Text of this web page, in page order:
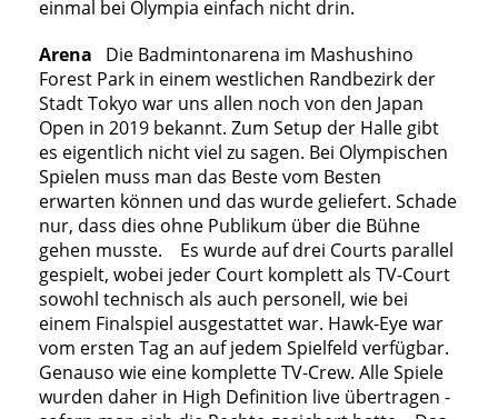
einmal bei Olympia einfach nicht drin.
Arena Die Badmintonarena im Mashushino
Forest Park in einem westlichen Randbezirk der
Stadt Tokyo war uns allen noch von den Japan
Open in 2019 bekannt. Zum Setup der Halle gibt
es eigentlich nicht viel zu sagen. Bei Olympischen
Spielen muss man das Beste vom Besten
erwarten können und das wurde geliefert. Schade
nur, dass dies ohne Publikum über die Bühne
gehen musste. Es wurde auf drei Courts parallel
gespielt, wobei jeder Court komplett als TV-Court
sowohl technisch als auch personell, wie bei
einem Finalspiel ausgestattet war. Hawk-Eye war
vom ersten Tag an auf jedem Spielfeld verfügbar.
Genauso wie eine komplette TV-Crew. Alle Spiele
wurden daher in High Definition live übertragen -